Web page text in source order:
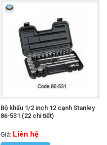
Bộ khẩu 1/2 inch 12 cạnh Stanley
86-531 (22 chi tiết)
Giá: Liên hệ